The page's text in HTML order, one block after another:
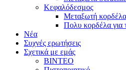
Κεφαλόδεσμος
Μεταξωτή κορδέλα
Πολυ κορδέλα για
Νέα
Συχνές ερωτήσεις
Σχετικά με εμάς
ΒΙΝΤΕΟ